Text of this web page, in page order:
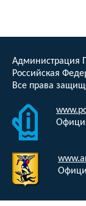
Администрация
Российская
Все права